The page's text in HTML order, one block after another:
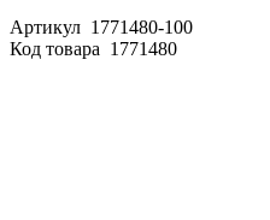
Артикул 1771480-100
Код товара 1771480